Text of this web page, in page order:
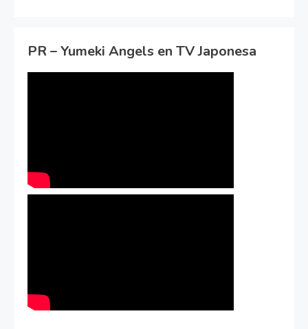
PR – Yumeki Angels en TV Japonesa